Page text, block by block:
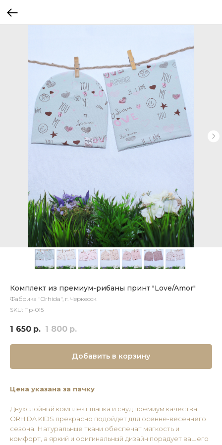
Комплект из премиум-рибаны принт "Love/Amor"
Фабрика "Orhida", г. Черкесск
SKU: Пр-015
1 650 р. 1 800 р.
Добавить в корзину
Цена указана за пачку
Двухслойный комплект шапка и снуд премиум качества
ORHIDA KIDS прекрасно подойдет для осенне-весеннего
сезона. Натуральные ткани обеспечат мягкость и
комфорт, а яркий и оригинальный дизайн порадует вашего